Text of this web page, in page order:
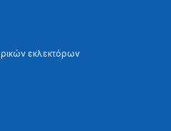
εκλεκτόρων